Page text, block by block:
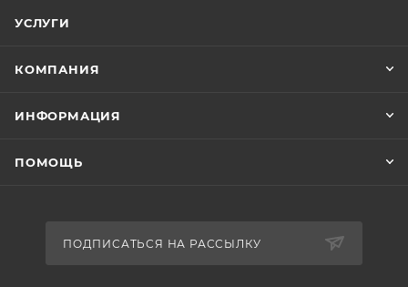
УСЛУГИ
КОМПАНИЯ
ИНФОРМАЦИЯ
ПОМОЩЬ
ПОДПИСАТЬСЯ НА РАССЫЛКУ